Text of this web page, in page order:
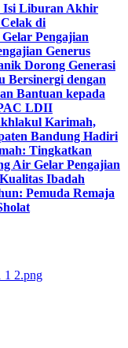
Liburan Akhir
di
Pengajian
Generus
Dorong Generasi
Bersinergi dengan
Bantuan kepada
LDII
Karimah,
Bandung Hadiri
Tingkatkan
Air Gelar Pengajian
Ibadah
Pemuda Remaja